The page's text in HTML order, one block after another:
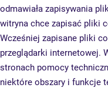
odmawiała zapisywania
witryna chce zapisać pliki
Wcześniej zapisane pliki
przeglądarki internetowej.
stronach pomocy
niektóre obszary i funkcje